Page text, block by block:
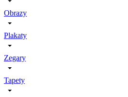
Obrazy
Plakaty
Zegary
Tapety